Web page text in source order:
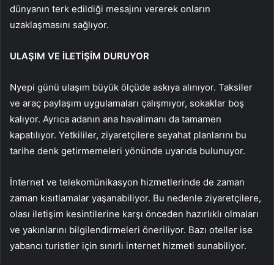
dünyanın terk edildiği mesajını vererek onların
uzaklaşmasını sağlıyor.
ULAŞIM VE İLETİŞİM DURUYOR
Nyepi günü ulaşım büyük ölçüde askıya alınıyor. Taksiler
ve araç paylaşım uygulamaları çalışmıyor, sokaklar boş
kalıyor. Ayrıca adanın ana havalimanı da tamamen
kapatılıyor. Yetkililer, ziyaretçilere seyahat planlarını bu
tarihe denk getirmemeleri yönünde uyarıda bulunuyor.
İnternet ve telekomünikasyon hizmetlerinde de zaman
zaman kısıtlamalar yaşanabiliyor. Bu nedenle ziyaretçilere,
olası iletişim kesintilerine karşı önceden hazırlıklı olmaları
ve yakınlarını bilgilendirmeleri öneriliyor. Bazı oteller ise
yabancı turistler için sınırlı internet hizmeti sunabiliyor.